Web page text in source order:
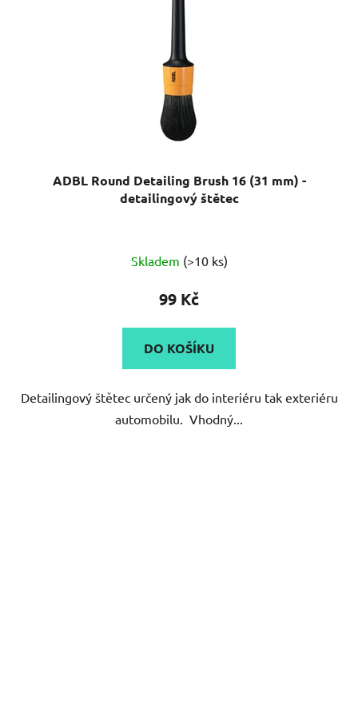
ADBL Round Detailing Brush 16 (31 mm) -
detailingový štětec
hodnocení
produktu
5,0
z
hvězdiček.
Skladem (>10 ks)
99 Kč
DO KOŠÍKU
Detailingový štětec určený jak do interiéru tak exteriéru
automobilu. Vhodný...